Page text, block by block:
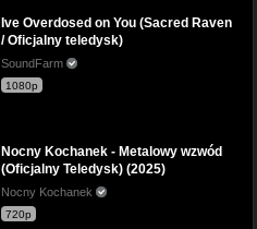
Ive Overdosed on You (Sacred Raven
/ Oficjalny teledysk)
SoundFarm
1080p
Nocny Kochanek - Metalowy wzwód
(Oficjalny Teledysk) (2025)
Nocny Kochanek
720p